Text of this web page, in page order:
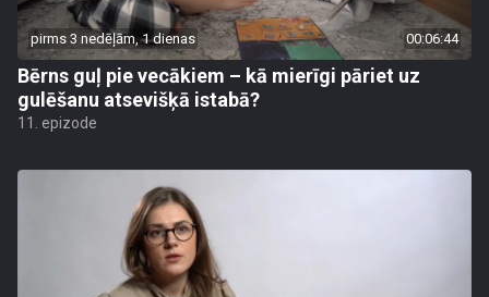
pirms 3 nedēļām, 1 dienas 00:06:44
Bērns guļ pie vecākiem – kā mierīgi pāriet uz
gulēšanu atsevišķā istabā?
11. epizode